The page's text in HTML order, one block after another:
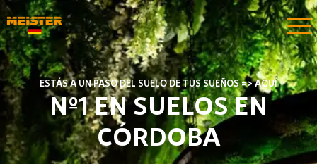
ESTÁS A UN PASO DEL SUELO DE TUS SUEÑOS => AQUÍ
Nº1 EN SUELOS EN
CÓRDOBA